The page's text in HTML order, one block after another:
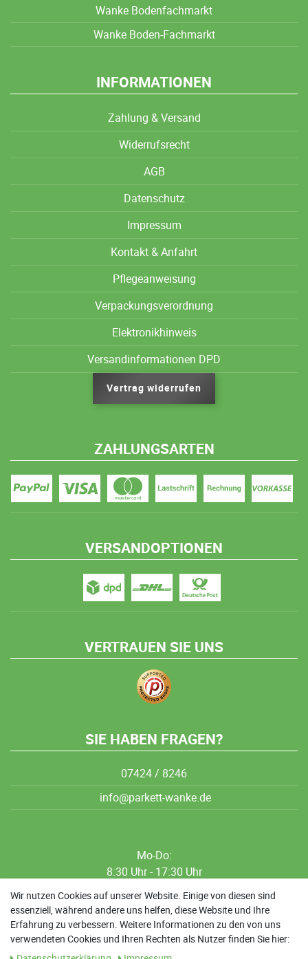
Wanke Bodenfachmarkt
Wanke Boden-Fachmarkt
INFORMATIONEN
Zahlung & Versand
Widerrufsrecht
AGB
Datenschutz
Impressum
Kontakt & Anfahrt
Pflegeanweisung
Verpackungsverordnung
Elektronikhinweis
Versandinformationen DPD
Vertrag widerrufen
ZAHLUNGSARTEN
VERSANDOPTIONEN
VERTRAUEN SIE UNS
SIE HABEN FRAGEN?
07424 / 8246
info@parkett-wanke.de
Mo-Do:
8:30 Uhr - 17:30 Uhr
8:30 Uhr - 12:00 Uhr
13:00 Uhr - 17:30 Uhr
Sa: 9:00 Uhr - 13:00 Uhr
Wir nutzen Cookies auf unserer Website. Einige von diesen sind
essenziell, während andere uns helfen, diese Website und Ihre
Erfahrung zu verbessern. Weitere Informationen zu den von uns
verwendeten Cookies und Ihren Rechten als Nutzer finden Sie hier: